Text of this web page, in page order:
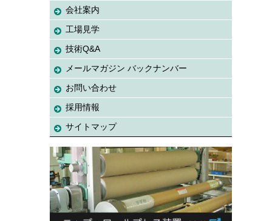
会社案内
工場見学
技術Q&A
メールマガジン バックナンバー
お問い合わせ
採用情報
サイトマップ